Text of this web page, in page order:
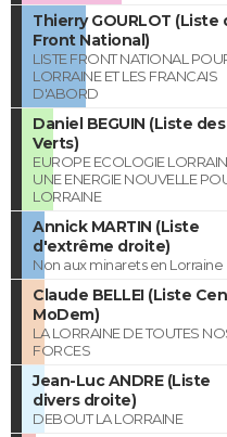
Thierry GOURLOT (Liste
Front National)
LISTE FRONT NATIONAL
LORRAINE ET LES FRANCAIS
D'ABORD
Daniel BEGUIN (Liste des
Verts)
EUROPE ECOLOGIE
UNE ENERGIE NOUVELLE
LORRAINE
Annick MARTIN (Liste
d'extrême droite)
Non aux minarets en Lorraine
Claude BELLEI (Liste
MoDem)
LA LORRAINE DE TOUTES
FORCES
Jean-Luc ANDRE (Liste
divers droite)
DEBOUT LA LORRAINE